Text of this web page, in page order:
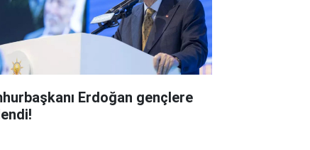
Erdoğan gençlere